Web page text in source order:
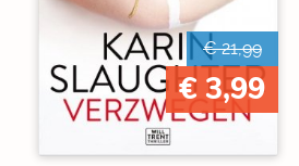
€ 21,99
€ 3,99